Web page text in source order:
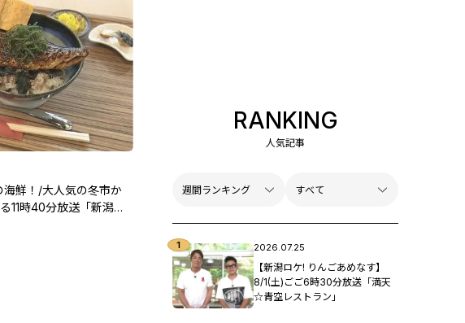
海鮮！/大人気の冬市か
11時40分放送「新潟一
RANKING
人気記事
2026.07.25
【新潟ロケ! りんごあめなす】
8/1(土)ごご6時30分放送「満天
☆青空レストラン」